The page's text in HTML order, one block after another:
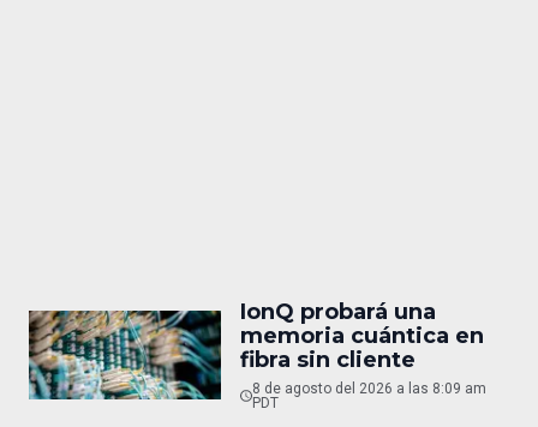
IonQ probará una
memoria cuántica en
fibra sin cliente
8 de agosto del 2026 a las 8:09 am
PDT